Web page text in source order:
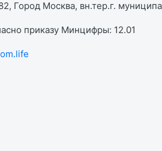
Город Москва, вн.тер.г.
приказу Минцифры: 12.01